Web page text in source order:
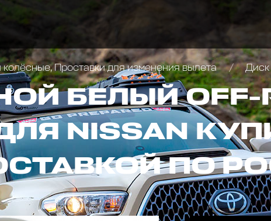
Проставки для изменения вылета Диск
БЕЛЫЙ OFF-
ДЛЯ NISSAN
ПО